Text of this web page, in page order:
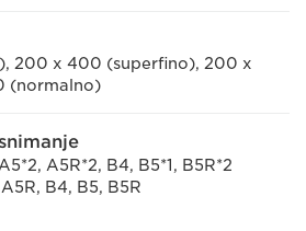
200 x 400 (superfino), 200 x
(normalno)
A5R*2, B4, B5*1, B5R*2
B4, B5, B5R